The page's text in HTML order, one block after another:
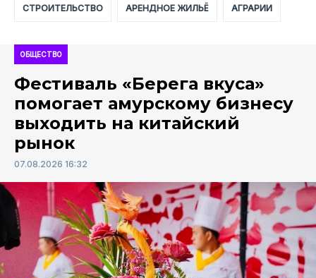
СТРОИТЕЛЬСТВО АРЕНДНОЕ ЖИЛЬЁ АГРАРИИ
ОБЩЕСТВО
Фестиваль «Берега вкуса»
помогает амурскому бизнесу
выходить на китайский
рынок
07.08.2026 16:32